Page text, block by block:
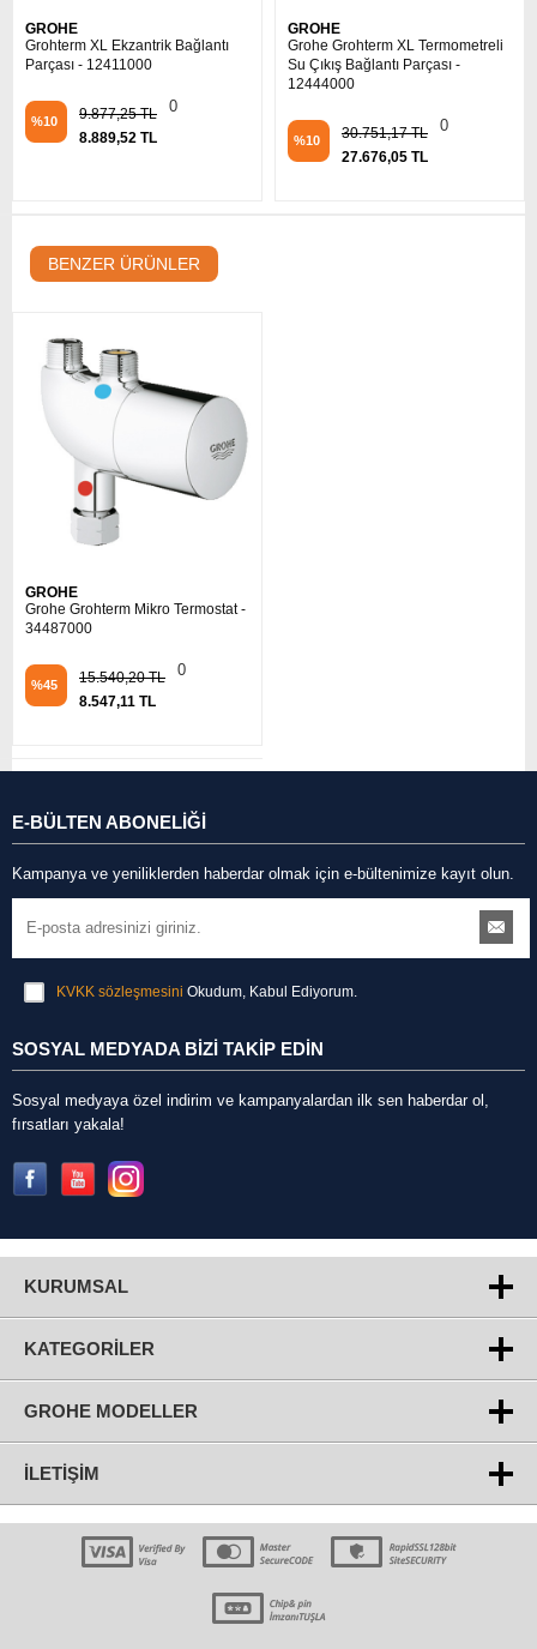
GROHE
Grohterm XL Ekzantrik Bağlantı
Parçası - 12411000
%10
9.877,25 TL
8.889,52 TL
0
GROHE
Grohe Grohterm XL Termometreli
Su Çıkış Bağlantı Parçası -
12444000
%10
30.751,17 TL
27.676,05 TL
0
BENZER ÜRÜNLER
GROHE
Grohe Grohterm Mikro Termostat -
34487000
%45
15.540,20 TL
8.547,11 TL
0
E-BÜLTEN ABONELİĞİ
Kampanya ve yeniliklerden haberdar olmak için e-bültenimize kayıt olun.
KVKK sözleşmesini Okudum, Kabul Ediyorum.
SOSYAL MEDYADA BİZİ TAKİP EDİN
Sosyal medyaya özel indirim ve kampanyalardan ilk sen haberdar ol,
fırsatları yakala!
KURUMSAL
KATEGORILER
GROHE MODELLER
İLETIŞIM